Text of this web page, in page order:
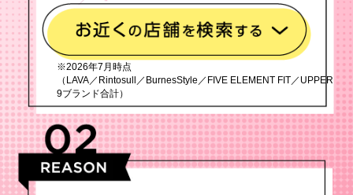
※2026年7月時点
（LAVA／Rintosull／BurnesStyle／FIVE ELEMENT FIT／UPPER
9ブランド合計）